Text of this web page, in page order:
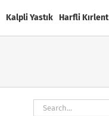
Kalpli Yastık Harfli Kırlent
Search